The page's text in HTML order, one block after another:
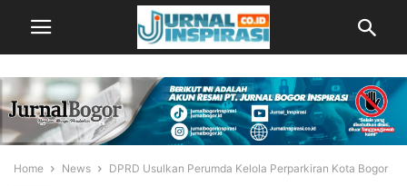
Home News DPRD Usulkan Perumda Kelola Perparkiran Kota Bogor